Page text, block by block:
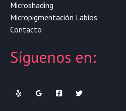
Microshading
Micropigmentación Labios
Contacto
Síguenos en: